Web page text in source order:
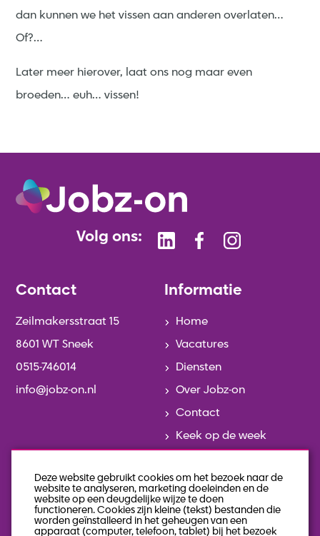
dan kunnen we het vissen aan anderen overlaten…
Of?…
Later meer hierover, laat ons nog maar even
broeden… euh… vissen!
Volg ons:
Contact
Zeilmakersstraat 15
8601 WT Sneek
0515-746014
info@jobz-on.nl
Informatie
Home
Vacatures
Diensten
Over Jobz-on
Contact
Keek op de week
Team
Geschiedenis
Veelgestelde vragen
Deze website gebruikt cookies om het bezoek naar de
website te analyseren, marketing doeleinden en de
website op een deugdelijke wijze te doen
functioneren. Cookies zijn kleine (tekst) bestanden die
worden geïnstalleerd in het geheugen van een
apparaat (computer, telefoon, tablet) bij het bezoek